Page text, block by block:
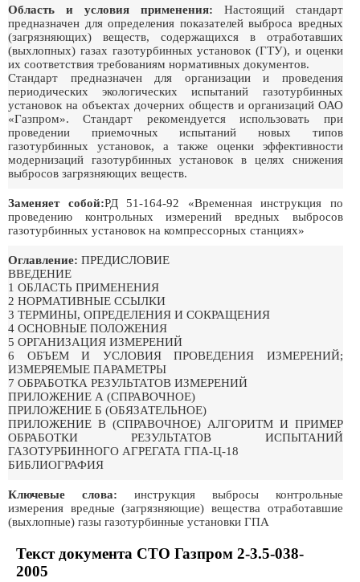
Область и условия применения: Настоящий стандарт
предназначен для определения показателей выброса вредных
(загрязняющих) веществ, содержащихся в отработавших
(выхлопных) газах газотурбинных установок (ГТУ), и оценки
их соответствия требованиям нормативных документов.
Стандарт предназначен для организации и проведения
периодических экологических испытаний газотурбинных
установок на объектах дочерних обществ и организаций ОАО
«Газпром». Стандарт рекомендуется использовать при
проведении приемочных испытаний новых типов
газотурбинных установок, а также оценки эффективности
модернизаций газотурбинных установок в целях снижения
выбросов загрязняющих веществ.
Заменяет собой:РД 51-164-92 «Временная инструкция по
проведению контрольных измерений вредных выбросов
газотурбинных установок на компрессорных станциях»
Оглавление: ПРЕДИСЛОВИЕ
ВВЕДЕНИЕ
1 ОБЛАСТЬ ПРИМЕНЕНИЯ
2 НОРМАТИВНЫЕ ССЫЛКИ
3 ТЕРМИНЫ, ОПРЕДЕЛЕНИЯ И СОКРАЩЕНИЯ
4 ОСНОВНЫЕ ПОЛОЖЕНИЯ
5 ОРГАНИЗАЦИЯ ИЗМЕРЕНИЙ
6 ОБЪЕМ И УСЛОВИЯ ПРОВЕДЕНИЯ ИЗМЕРЕНИЙ;
ИЗМЕРЯЕМЫЕ ПАРАМЕТРЫ
7 ОБРАБОТКА РЕЗУЛЬТАТОВ ИЗМЕРЕНИЙ
ПРИЛОЖЕНИЕ А (СПРАВОЧНОЕ)
ПРИЛОЖЕНИЕ Б (ОБЯЗАТЕЛЬНОЕ)
ПРИЛОЖЕНИЕ В (СПРАВОЧНОЕ) АЛГОРИТМ И ПРИМЕР
ОБРАБОТКИ РЕЗУЛЬТАТОВ ИСПЫТАНИЙ
ГАЗОТУРБИННОГО АГРЕГАТА ГПА-Ц-18
БИБЛИОГРАФИЯ
Ключевые слова: инструкция выбросы контрольные
измерения вредные (загрязняющие) вещества отработавшие
(выхлопные) газы газотурбинные установки ГПА
Текст документа СТО Газпром 2-3.5-038-
2005